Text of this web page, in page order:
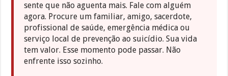
sente que não aguenta mais. Fale com alguém
agora. Procure um familiar, amigo, sacerdote,
profissional de saúde, emergência médica ou
serviço local de prevenção ao suicídio. Sua vida
tem valor. Esse momento pode passar. Não
enfrente isso sozinho.